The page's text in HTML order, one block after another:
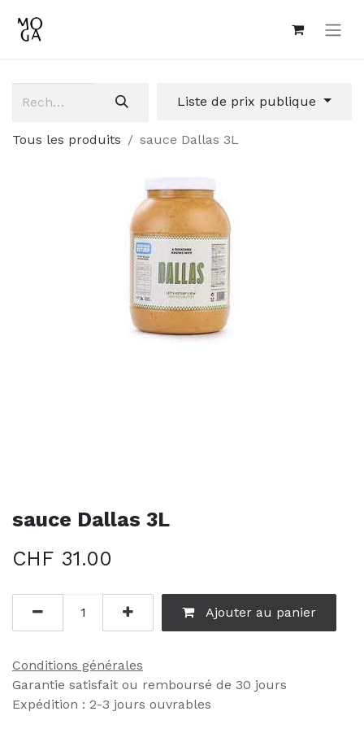
Liste de prix publique
Tous les produits sauce Dallas 3L
sauce Dallas 3L
CHF 31.00
Ajouter au panier
Conditions générales
Garantie satisfait ou remboursé de 30 jours
Expédition : 2-3 jours ouvrables